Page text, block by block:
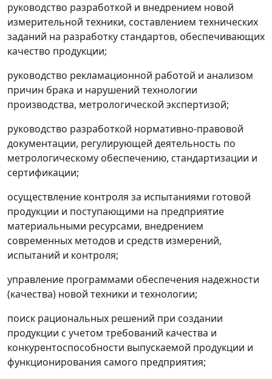
руководство разработкой и внедрением новой
измерительной техники, составлением технических
заданий на разработку стандартов, обеспечивающих
качество продукции;
руководство рекламационной работой и анализом
причин брака и нарушений технологии
производства, метрологической экспертизой;
руководство разработкой нормативно-правовой
документации, регулирующей деятельность по
метрологическому обеспечению, стандартизации и
сертификации;
осуществление контроля за испытаниями готовой
продукции и поступающими на предприятие
материальными ресурсами, внедрением
современных методов и средств измерений,
испытаний и контроля;
управление программами обеспечения надежности
(качества) новой техники и технологии;
поиск рациональных решений при создании
продукции с учетом требований качества и
конкурентоспособности выпускаемой продукции и
функционирования самого предприятия;